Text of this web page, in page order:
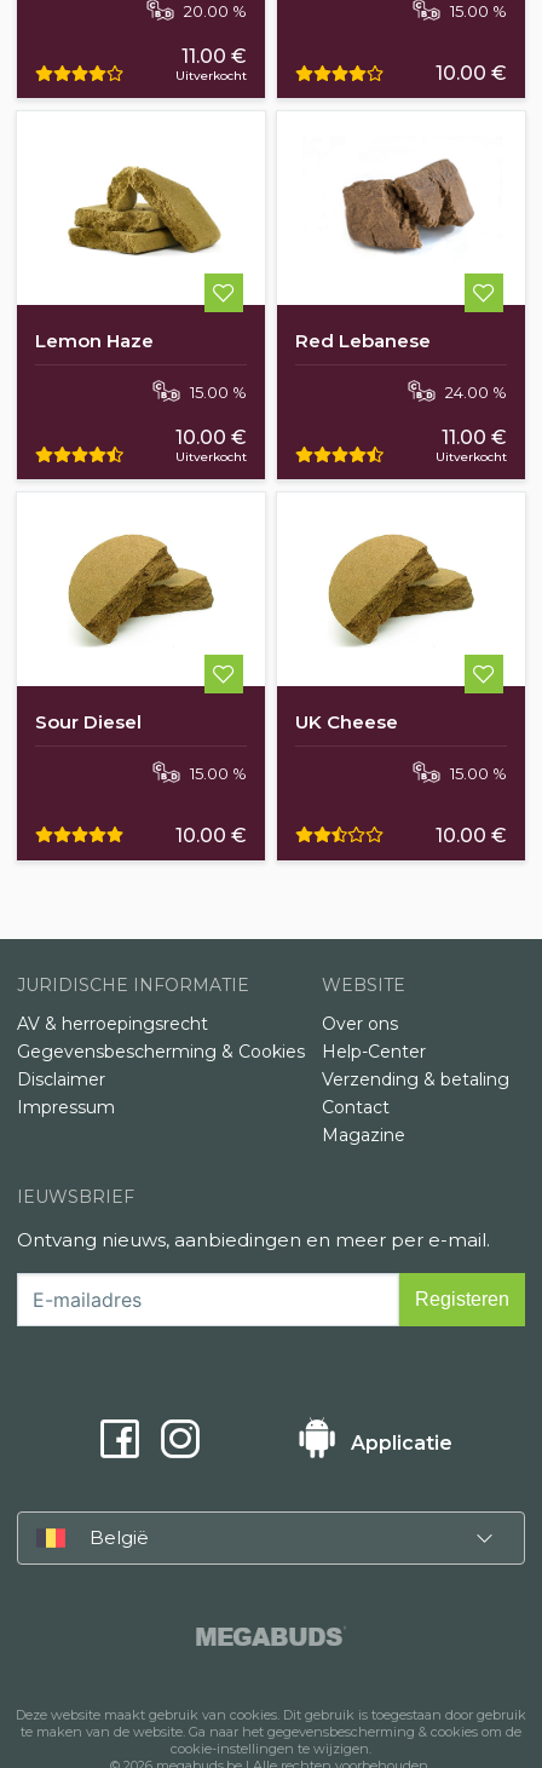
20.00 %
11.00 €
Uitverkocht
15.00 %
10.00 €
Lemon Haze
15.00 %
10.00 €
Uitverkocht
Red Lebanese
24.00 %
11.00 €
Uitverkocht
Sour Diesel
15.00 %
10.00 €
UK Cheese
15.00 %
10.00 €
JURIDISCHE INFORMATIE
AV & herroepingsrecht
Gegevensbescherming & Cookies
Disclaimer
Impressum
WEBSITE
Over ons
Help-Center
Verzending & betaling
Contact
Magazine
IEUWSBRIEF
Ontvang nieuws, aanbiedingen en meer per e-mail.
Applicatie
België
MEGABUDS ®
Deze website maakt gebruik van cookies. Dit gebruik is toegestaan door gebruik
te maken van de website. Ga naar het gegevensbescherming & cookies om de
cookie-instellingen te wijzigen.